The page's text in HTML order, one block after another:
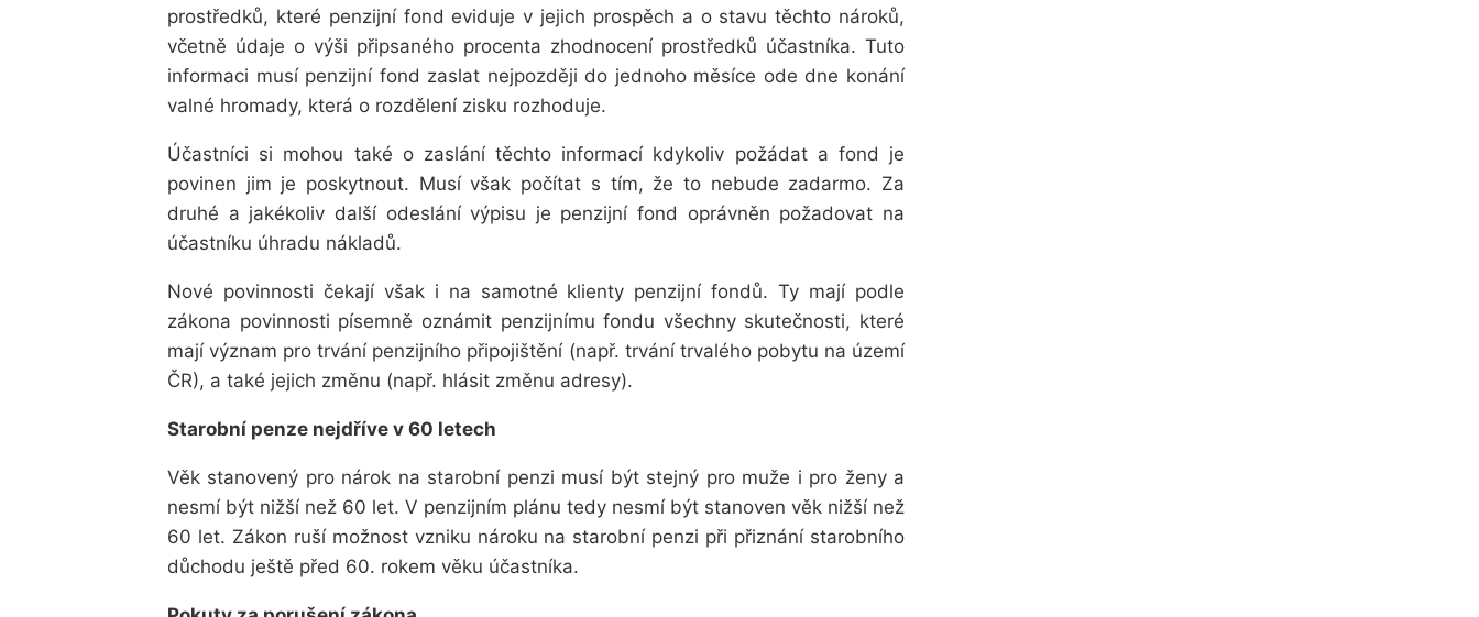
prostředků, které penzijní fond eviduje v jejich prospěch a o stavu těchto nároků,
včetně údaje o výši připsaného procenta zhodnocení prostředků účastníka. Tuto
informaci musí penzijní fond zaslat nejpozději do jednoho měsíce ode dne konání
valné hromady, která o rozdělení zisku rozhoduje.
Účastníci si mohou také o zaslání těchto informací kdykoliv požádat a fond je
povinen jim je poskytnout. Musí však počítat s tím, že to nebude zadarmo. Za
druhé a jakékoliv další odeslání výpisu je penzijní fond oprávněn požadovat na
účastníku úhradu nákladů.
Nové povinnosti čekají však i na samotné klienty penzijní fondů. Ty mají podle
zákona povinnosti písemně oznámit penzijnímu fondu všechny skutečnosti, které
mají význam pro trvání penzijního připojištění (např. trvání trvalého pobytu na území
ČR), a také jejich změnu (např. hlásit změnu adresy).
Starobní penze nejdříve v 60 letech
Věk stanovený pro nárok na starobní penzi musí být stejný pro muže i pro ženy a
nesmí být nižší než 60 let. V penzijním plánu tedy nesmí být stanoven věk nižší než
60 let. Zákon ruší možnost vzniku nároku na starobní penzi při přiznání starobního
důchodu ještě před 60. rokem věku účastníka.